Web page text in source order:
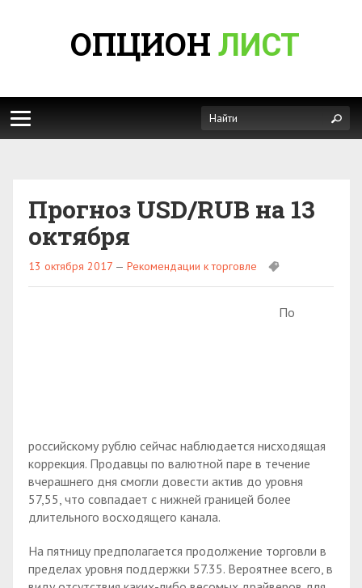
ОПЦИОН ЛИСТ
Прогноз USD/RUB на 13
октября
13 октября 2017 — Рекомендации к торговле
По
российскому рублю сейчас наблюдается нисходящая
коррекция. Продавцы по валютной паре в течение
вчерашнего дня смогли довести актив до уровня
57,55, что совпадает с нижней границей более
длительного восходящего канала.
На пятницу предполагается продолжение торговли в
пределах уровня поддержки 57.35. Вероятнее всего, в